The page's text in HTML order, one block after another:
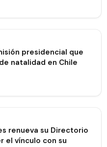
presidencial que
natalidad en Chile
renueva su Directorio
el vínculo con su